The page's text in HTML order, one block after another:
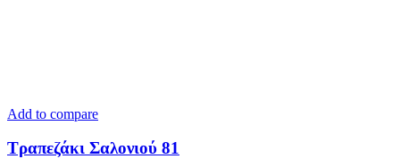
Add to compare
Τραπεζάκι Σαλονιού 81